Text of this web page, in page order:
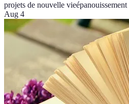
projets de nouvelle vie
Aug 4